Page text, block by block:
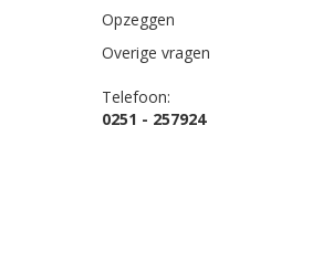
Opzeggen
Overige vragen
Telefoon:
0251 - 257924